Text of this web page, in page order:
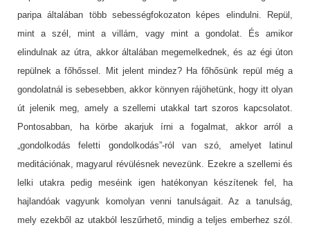
paripa általában több sebességfokozaton képes elindulni. Repül,
mint a szél, mint a villám, vagy mint a gondolat. És amikor
elindulnak az útra, akkor általában megemelkednek, és az égi úton
repülnek a főhőssel. Mit jelent mindez? Ha főhősünk repül még a
gondolatnál is sebesebben, akkor könnyen rájöhetünk, hogy itt olyan
út jelenik meg, amely a szellemi utakkal tart szoros kapcsolatot.
Pontosabban, ha körbe akarjuk írni a fogalmat, akkor arról a
„gondolkodás feletti gondolkodás”-ról van szó, amelyet latinul
meditációnak, magyarul révülésnek nevezünk. Ezekre a szellemi és
lelki utakra pedig meséink igen hatékonyan készítenek fel, ha
hajlandóak vagyunk komolyan venni tanulságait. Az a tanulság,
mely ezekből az utakból leszűrhető, mindig a teljes emberhez szól.